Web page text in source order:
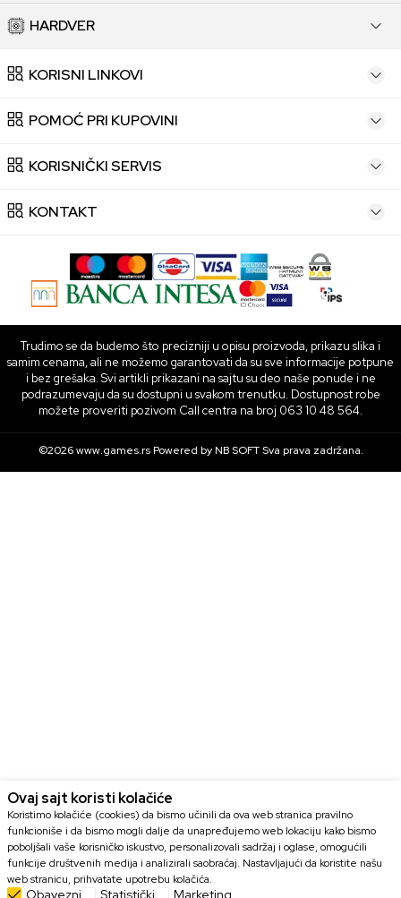
HARDVER
KORISNI LINKOVI
POMOĆ PRI KUPOVINI
KORISNIČKI SERVIS
KONTAKT
Trudimo se da budemo što precizniji u opisu proizvoda, prikazu slika i
samim cenama, ali ne možemo garantovati da su sve informacije potpune
i bez grešaka. Svi artikli prikazani na sajtu su deo naše ponude i ne
podrazumevaju da su dostupni u svakom trenutku. Dostupnost robe
možete proveriti pozivom Call centra na broj 063 10 48 564.
©2026www.games.rs Powered byNB SOFTSva prava zadržana.
Ovaj sajt koristi kolačiće
Koristimo kolačiće (cookies) da bismo učinili da ova web stranica pravilno
funkcioniše i da bismo mogli dalje da unapređujemo web lokaciju kako bismo
poboljšali vaše korisničko iskustvo, personalizovali sadržaj i oglase, omogućili
funkcije društvenih medija i analizirali saobraćaj. Nastavljajući da koristite našu
web stranicu, prihvatate upotrebu kolačića.
Obavezni Statistički Marketing